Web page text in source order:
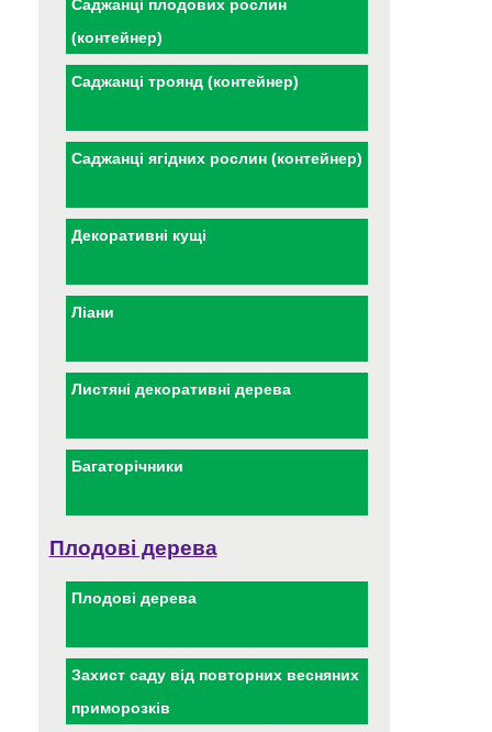
Саджанці плодових рослин
(контейнер)
Саджанці троянд (контейнер)
Саджанці ягідних рослин (контейнер)
Декоративні кущі
Ліани
Листяні декоративні дерева
Багаторічники
Плодові дерева
Плодові дерева
Захист саду від повторних весняних
приморозків